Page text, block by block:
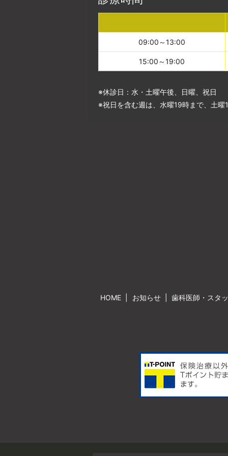
09:00～13:00
15:00～19:00
※休診日：水・土曜午後、日曜、祝日
※祝日を含む週は、水曜19時まで、土曜
HOME お知らせ 歯科医師・スタ